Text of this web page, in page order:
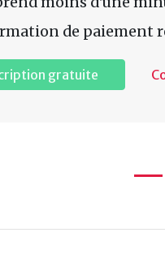
de paiement
gratuite